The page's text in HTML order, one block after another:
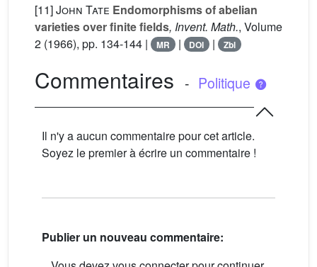
[11]John Tate Endomorphisms of abelian
varieties over finite fields, Invent. Math., Volume
2 (1966), pp. 134-144 | MR | DOI | Zbl
Commentaires - Politique
Il n'y a aucun commentaire pour cet article.
Soyez le premier à écrire un commentaire !
Publier un nouveau commentaire: